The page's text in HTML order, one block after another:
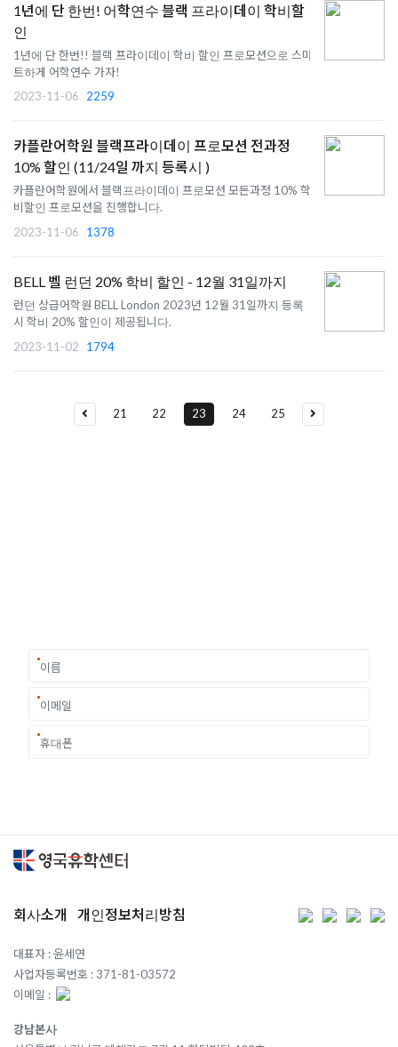
1년에 단 한번! 어학연수 블랙 프라이데이 학비할
인
1년에 단 한번!! 블랙 프라이데이 학비 할인 프로모션으로 스마
트하게 어학연수 가자!
2023-11-06
2259
카플란어학원 블랙프라이데이 프로모션 전과정
10% 할인 (11/24일 까지 등록시 )
카플란어학원에서 블랙프라이데이 프로모션 모든과정 10% 학
비할인 프로모션을 진행합니다.
2023-11-06
1378
BELL 벨 런던 20% 학비 할인 - 12월 31일까지
런던 상급어학원 BELL London 2023년 12월 31일까지 등록
시 학비 20% 할인이 제공됩니다.
2023-11-02
1794
21 22 23 24 25
회사소개 개인정보처리방침
대표자 : 윤세연
사업자등록번호 : 371-81-03572
이메일 :
강남본사